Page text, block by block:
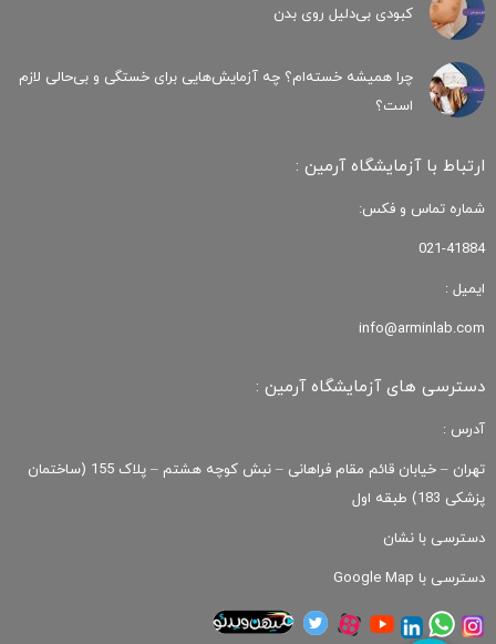
کبودی‌ بی‌دلیل روی بدن
چرا همیشه خسته‌ام؟ چه آزمایش‌هایی برای خستگی و بی‌حالی لازم
است؟
ارتباط با آزمایشگاه آرمین :
شماره تماس و فکس:
021-41884
ایمیل :
info@arminlab.com
دسترسی های آزمایشگاه آرمین :
آدرس :
تهران – خیابان قائم مقام فراهانی – نبش کوچه هشتم – پلاک 155 (ساختمان
پزشکی 183) طبقه اول
دسترسی با نشان
دسترسی با Google Map